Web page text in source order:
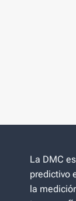
La DMC
predictivo
la